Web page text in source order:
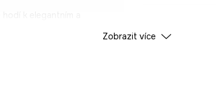
ÚDAJE O VÝROBKU
Zobrazit více